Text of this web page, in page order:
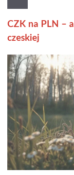
CZK na PLN –
czeskiej